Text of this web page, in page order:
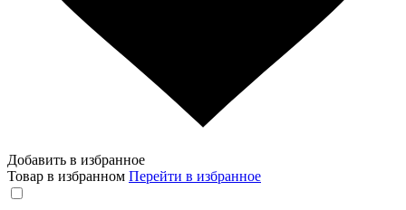
Добавить в избранное
Товар в избранном Перейти в избранное